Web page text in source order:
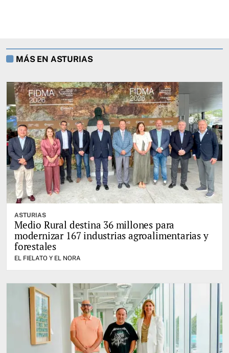
MÁS EN ASTURIAS
ASTURIAS
Medio Rural destina 36 millones para
modernizar 167 industrias agroalimentarias y
forestales
EL FIELATO Y EL NORA